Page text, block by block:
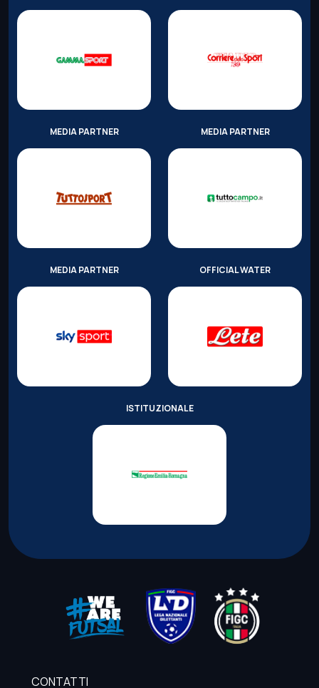
MEDIA PARTNER MEDIA PARTNER
MEDIA PARTNER OFFICIAL WATER
ISTITUZIONALE
CONTATTI